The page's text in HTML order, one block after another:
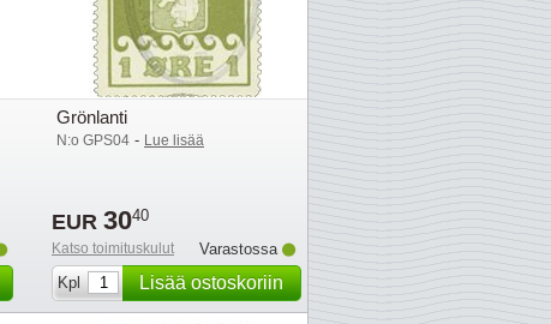
Grönlanti
N:o GPS04 - Lue lisää
EUR 3040
Katso toimituskulut
Varastossa
Kpl
Lisää ostoskoriin